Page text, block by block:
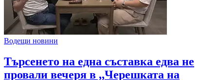
Водещи новини
Търсенето на една съставка едва не
провали вечеря в ,,Черешката на